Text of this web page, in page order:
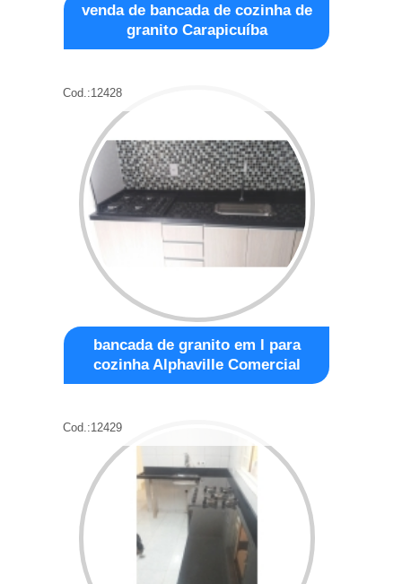
venda de bancada de cozinha de
granito Carapicuíba
Cod.:12428
bancada de granito em l para
cozinha Alphaville Comercial
Cod.:12429